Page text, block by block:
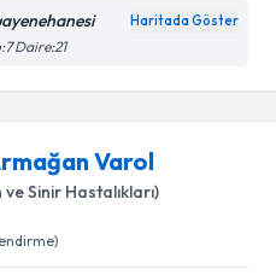
Haritada Göster
Daire:21
Varol
Sinir Hastalıkları)